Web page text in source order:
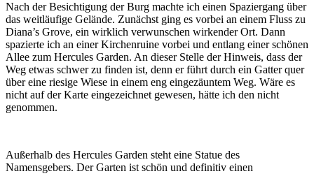
Nach der Besichtigung der Burg machte ich einen Spaziergang über
das weitläufige Gelände. Zunächst ging es vorbei an einem Fluss zu
Diana’s Grove, ein wirklich verwunschen wirkender Ort. Dann
spazierte ich an einer Kirchenruine vorbei und entlang einer schönen
Allee zum Hercules Garden. An dieser Stelle der Hinweis, dass der
Weg etwas schwer zu finden ist, denn er führt durch ein Gatter quer
über eine riesige Wiese in einem eng eingezäuntem Weg. Wäre es
nicht auf der Karte eingezeichnet gewesen, hätte ich den nicht
genommen.
Außerhalb des Hercules Garden steht eine Statue des
Namensgebers. Der Garten ist schön und definitiv einen